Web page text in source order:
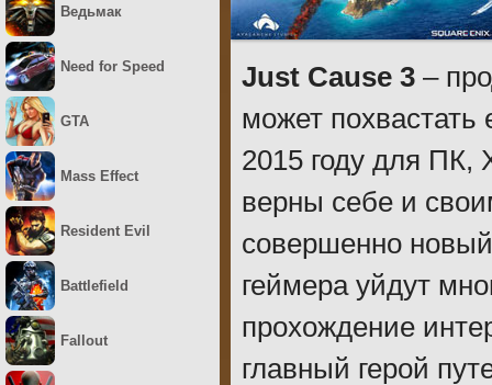
Just Cause 3 –
может
2015 году для ПК,
верны себе и
совершенно
геймера уйдут
прохождение
главный герой
Ведьмак
Need for Speed
GTA
Mass Effect
Resident Evil
Battlefield
Fallout